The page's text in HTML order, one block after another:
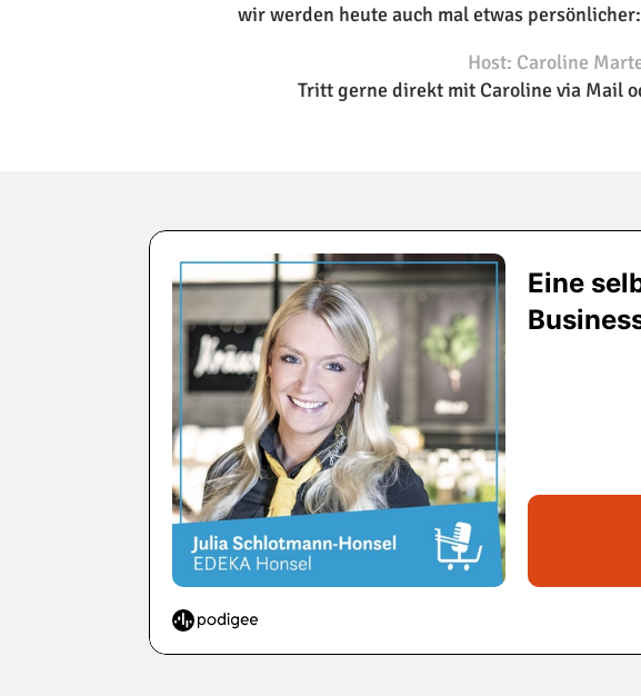
wir werden heute auch mal etwas
Host: Caroline
Tritt gerne direkt mit Caroline via Mail